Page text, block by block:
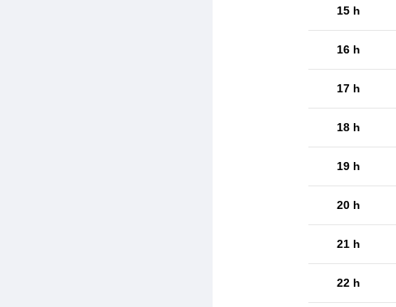
15 h
16 h
17 h
18 h
19 h
20 h
21 h
22 h